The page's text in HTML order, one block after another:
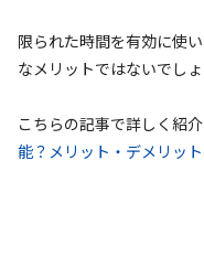
限られた時間を有効に使
なメリットではないでしょ
こちらの記事で詳しく紹
能？メリット・デメリッ